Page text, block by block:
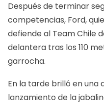
Después de terminar
competencias, Ford,
defiende al Team Chile
delantera tras los 110
garrocha.
En la tarde brilló en una
lanzamiento de la